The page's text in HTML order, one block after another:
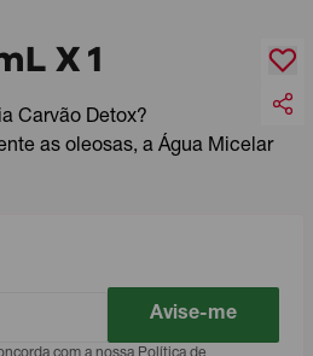
X 1
Carvão Detox?
as oleosas, a Água Micelar
Avise-me